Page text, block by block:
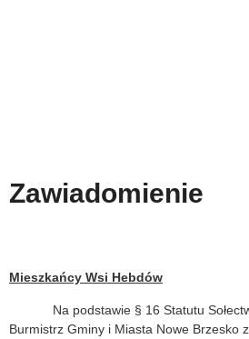
Zawiadomienie
Mieszkańcy Wsi Hebdów
Na podstawie § 16 Statutu
Burmistrz Gminy i Miasta Nowe Brzesko